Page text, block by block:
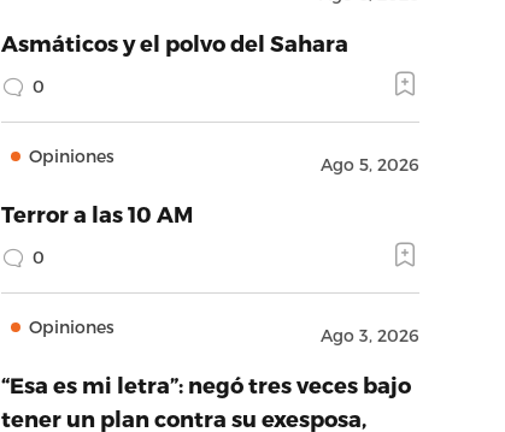
Asmáticos y el polvo del Sahara
0
Opiniones Ago 5, 2026
Terror a las 10 AM
0
Opiniones Ago 3, 2026
“Esa es mi letra”: negó tres veces bajo
tener un plan contra su exesposa,